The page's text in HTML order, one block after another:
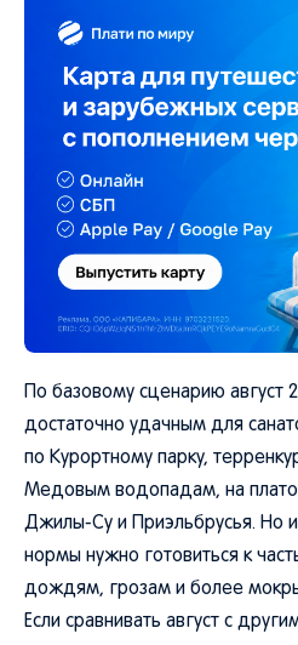
По базовому сценарию август
достаточно удачным для
по Курортному парку,
Медовым водопадам, на
Джилы-Су и Приэльбрусья. Но
нормы нужно готовиться к
дождям, грозам и более
Если сравнивать август с